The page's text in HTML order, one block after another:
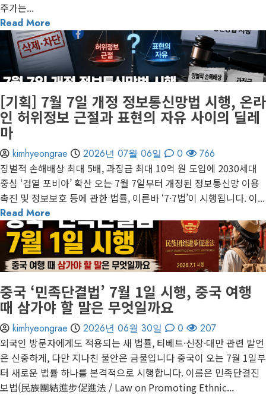
주가는...
Read More
3 minutes read
게재된 글
글로벌 트렌드
[기획] 7월 7일 개정 정보통신망법 시행, 온라
인 허위정보 근절과 표현의 자유 사이의 딜레
마
kimhyeongrae 2026년 07월 06일 0 766
징벌적 손해배상 최대 5배, 과징금 최대 10억 원 도입에 2030세대
중심 ‘검열 포비아’ 확산 오는 7월 7일부터 개정된 정보통신망 이용
촉진 및 정보보호 등에 관한 법률, 이른바 ‘7·7법’이 시행됩니다. 이...
Read More
1 minute read
게재된 글
글로벌 트렌드
중국 ‘민족단결법’ 7월 1일 시행, 중국 여행
때 삼가야 할 말은 무엇일까요
kimhyeongrae 2026년 06월 30일 0 207
외국인 방문자에게도 적용되는 새 법률, 티베트·신장·대만 관련 발언
은 신중하게, 다만 지나친 불안은 금물입니다 중국이 오는 7월 1일부
터 새로운 법률 하나를 본격적으로 시행합니다. 이름은 민족단결진
보법(民族團結進步促進法 / Law on Promoting Ethnic...